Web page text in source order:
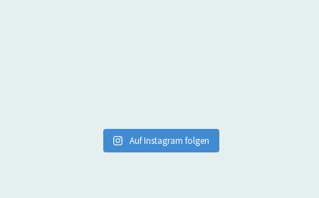
Auf Instagram folgen